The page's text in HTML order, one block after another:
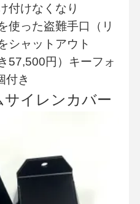
付けなくなり
使った盗難手口（リ
シャットアウト
57,500円）キーフォ
付き
イレンカバー